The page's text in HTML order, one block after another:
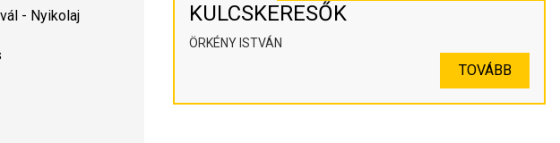
- Nyikolaj
KULCSKERESŐK
ÖRKÉNY ISTVÁN
TOVÁBB